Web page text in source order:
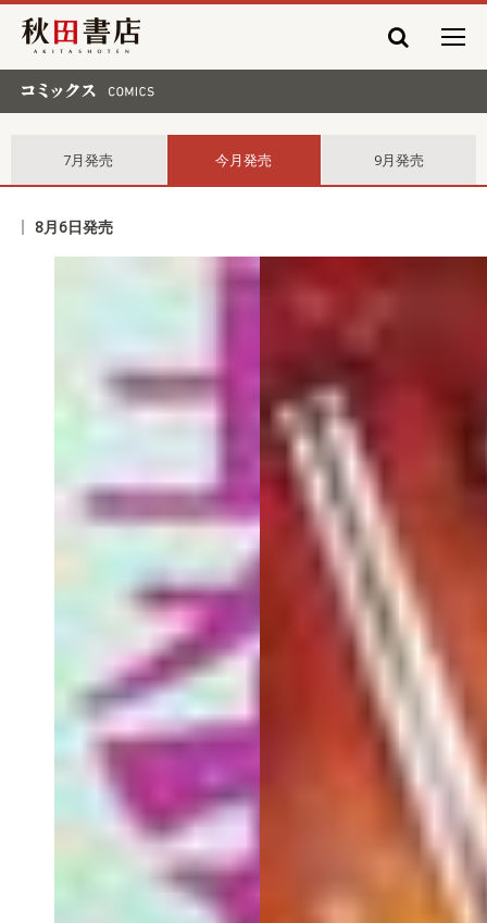
秋田書店
7月発売 今月発売 9月発売
8月6日発売